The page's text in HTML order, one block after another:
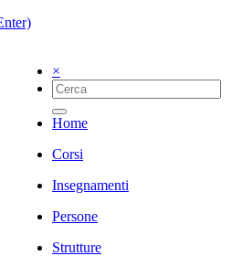
×
Home
Corsi
Insegnamenti
Persone
Strutture